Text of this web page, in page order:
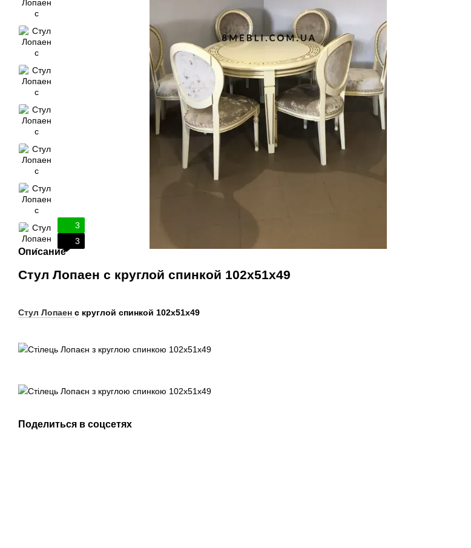
3
3
Описание
Стул Лопаен с круглой спинкой 102х51х49
Стул Лопаен с круглой спинкой 102х51х49
Поделиться в соцсетях